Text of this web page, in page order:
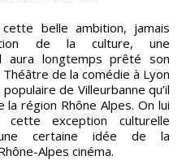
belle ambition, jamais
de la culture, une
aura longtemps prêté son
de la comédie à Lyon
de Villeurbanne qu’il
région Rhône Alpes. On lui
exception culturelle
certaine idée de la
Alpes cinéma.